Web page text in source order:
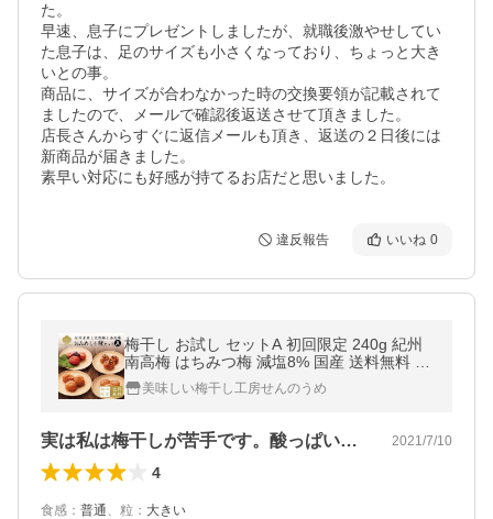
た。
早速、息子にプレゼントしましたが、就職後激やせしてい
た息子は、足のサイズも小さくなっており、ちょっと大き
いとの事。
商品に、サイズが合わなかった時の交換要領が記載されて
ましたので、メールで確認後返送させて頂きました。
店長さんからすぐに返信メールも頂き、返送の２日後には
新商品が届きました。
素早い対応にも好感が持てるお店だと思いました。
違反報告 いいね 0
梅干し お試し セットA 初回限定 240g 紀州
南高梅 はちみつ梅 減塩8% 国産 送料無料 爆
買 美味しい梅干し工房せんのうめ
実は私は梅干しが苦手です。酸っぱい食べ… 2021/7/10
4
食感 ： 普通、 粒 ： 大きい